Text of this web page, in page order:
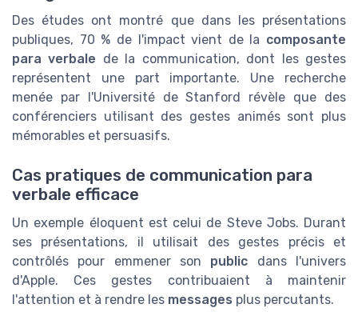
Des études ont montré que dans les présentations
publiques, 70 % de l'impact vient de la composante
para verbale de la communication, dont les gestes
représentent une part importante. Une recherche
menée par l'Université de Stanford révèle que des
conférenciers utilisant des gestes animés sont plus
mémorables et persuasifs.
Cas pratiques de communication para
verbale efficace
Un exemple éloquent est celui de Steve Jobs. Durant
ses présentations, il utilisait des gestes précis et
contrôlés pour emmener son public dans l'univers
d'Apple. Ces gestes contribuaient à maintenir
l'attention et à rendre les messages plus percutants.